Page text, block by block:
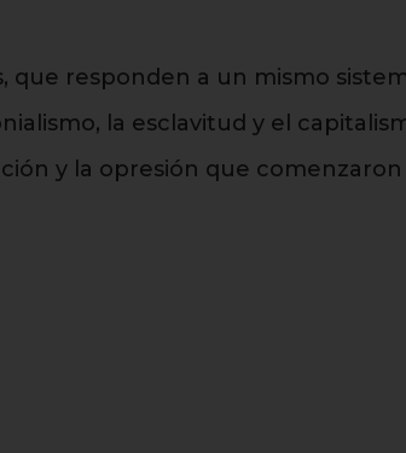
que responden a un mismo
la esclavitud y el
y la opresión que